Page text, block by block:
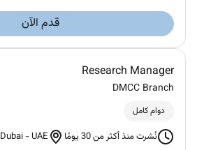
قدم الآن
Research Manager
DMCC Branch
دوام كامل
نُشرت منذ أكثر من 30 يومًا Dubai -UAE